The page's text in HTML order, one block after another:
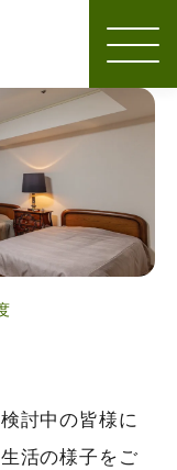
討中の皆様に
活の様子をご